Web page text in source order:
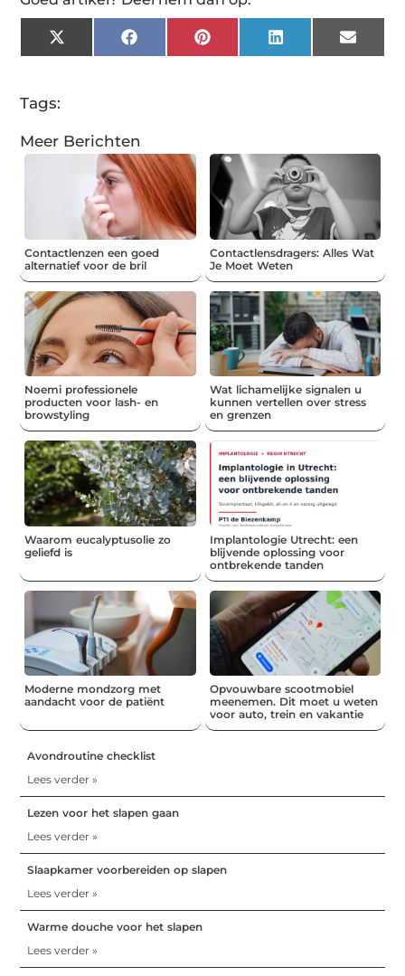
X
(Twitter)
FacebookPinterestLinkedInEmail
Tags:
Meer Berichten
Contactlenzen een goed
alternatief voor de bril
Contactlensdragers: Alles Wat
Je Moet Weten
Noemi professionele
producten voor lash- en
browstyling
Wat lichamelijke signalen u
kunnen vertellen over stress
en grenzen
Waarom eucalyptusolie zo
geliefd is
Implantologie Utrecht: een
blijvende oplossing voor
ontbrekende tanden
Moderne mondzorg met
aandacht voor de patiënt
Opvouwbare scootmobiel
meenemen. Dit moet u weten
voor auto, trein en vakantie
Avondroutine checklist
Lees verder »
Lezen voor het slapen gaan
Lees verder »
Slaapkamer voorbereiden op slapen
Lees verder »
Warme douche voor het slapen
Lees verder »